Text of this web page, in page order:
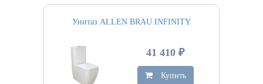
Унитаз ALLEN BRAU INFINITY
41 410 ₽
Купить